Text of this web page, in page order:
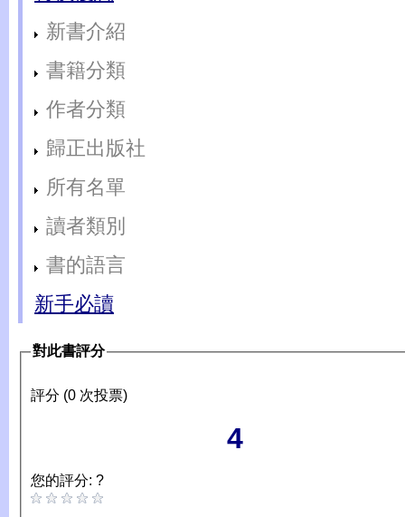
新書介紹
書籍分類
作者分類
歸正出版社
所有名單
讀者類別
書的語言
新手必讀
對此書評分
評分 (0 次投票)
4
您的評分: ?